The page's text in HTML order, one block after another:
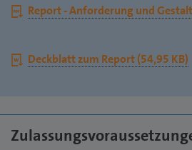
Download
Report - Anforderung und
Download
Deckblatt zum Report (54,95 KB)